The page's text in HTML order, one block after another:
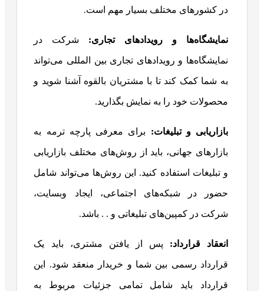
در کشورهای مختلف بسیار مهم است.
نمایشگاه‌ها و رویدادهای تجاری: شرکت در
نمایشگاه‌ها و رویدادهای تجاری بین‌ المللی می‌تواند
به شما کمک کند تا با مشتریان بالقوه آشنا شوید و
محصولات خود را به نمایش بگذارید.
بازاریابی و تبلیغات: برای معرفی پارچه ترمه به
بازارهای جهانی، باید از روش‌های مختلف بازاریابی
و تبلیغات استفاده کنید. این روش‌ها می‌تواند شامل
حضور در شبکه‌های اجتماعی، ایجاد وبسایت،
شرکت در کمپین‌های تبلیغاتی و . . باشد.
انعقاد قرارداد: پس از یافتن مشتری، باید یک
قرارداد رسمی بین شما و خریدار منعقد شود. این
قرارداد باید شامل تمامی جزئیات مربوط به